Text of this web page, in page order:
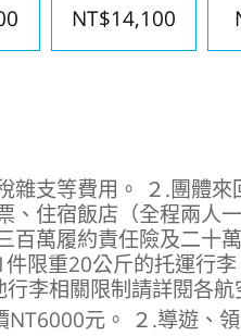
NT$14,100
雜支等費用。 ２.團體來
、住宿飯店（全程兩人
百萬履約責任險及二十
限重20公斤的托運行
李相關限制請詳閱各航
元。 ２.導遊、